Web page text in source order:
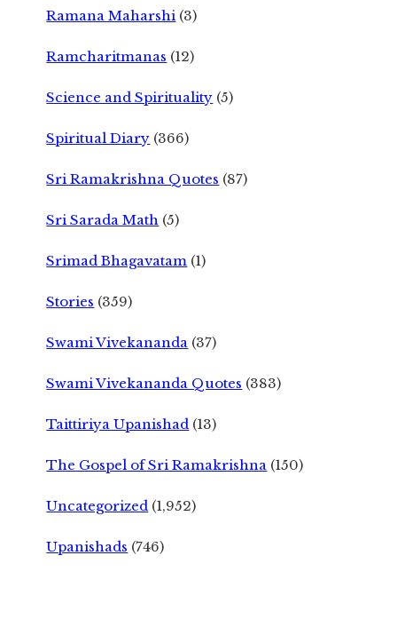
Ramana Maharshi (3)
Ramcharitmanas (12)
Science and Spirituality (5)
Spiritual Diary (366)
Sri Ramakrishna Quotes (87)
Sri Sarada Math (5)
Srimad Bhagavatam (1)
Stories (359)
Swami Vivekananda (37)
Swami Vivekananda Quotes (383)
Taittiriya Upanishad (13)
The Gospel of Sri Ramakrishna (150)
Uncategorized (1,952)
Upanishads (746)